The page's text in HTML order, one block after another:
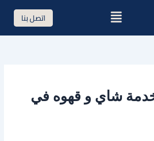
القائمة اتصل بنا
شاي و قهوه في